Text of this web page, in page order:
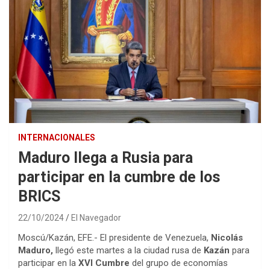
INTERNACIONALES
Maduro llega a Rusia para
participar en la cumbre de los
BRICS
22/10/2024 El Navegador
Moscú/Kazán, EFE.- El presidente de Venezuela, Nicolás
Maduro, llegó este martes a la ciudad rusa de Kazán para
participar en la XVI Cumbre del grupo de economías